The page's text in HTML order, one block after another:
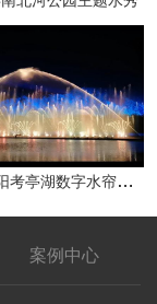
福建南平建阳考亭湖数字水帘主题水秀
案例中心